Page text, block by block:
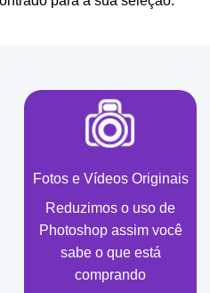
Fotos e Vídeos Originais
Reduzimos o uso de
Photoshop assim você
sabe o que está
comprando